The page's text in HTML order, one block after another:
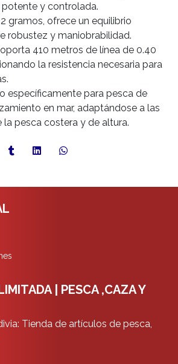
y controlada.
gramos, ofrece un equilibrio
robustez y maniobrabilidad.
410 metros de línea de 0.40
la resistencia necesaria para
específicamente para pesca de
en mar, adaptándose a las
la pesca costera y de altura.
| PESCA ,CAZA Y
Tienda de artículos de pesca,